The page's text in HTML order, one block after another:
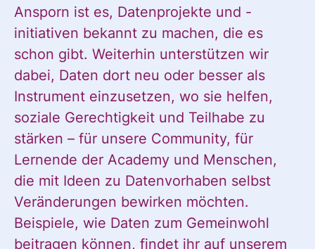
Ansporn ist es, Datenprojekte und -
initiativen bekannt zu machen, die es
schon gibt. Weiterhin unterstützen wir
dabei, Daten dort neu oder besser als
Instrument einzusetzen, wo sie helfen,
soziale Gerechtigkeit und Teilhabe zu
stärken – für unsere Community, für
Lernende der Academy und Menschen,
die mit Ideen zu Datenvorhaben selbst
Veränderungen bewirken möchten.
Beispiele, wie Daten zum Gemeinwohl
beitragen können, findet ihr auf unserem